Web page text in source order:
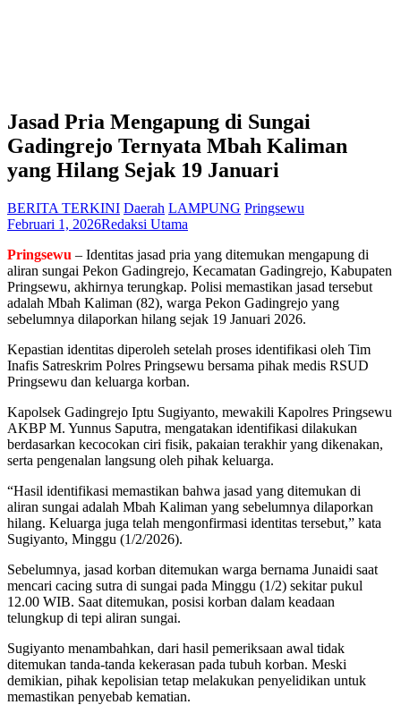
Jasad Pria Mengapung di Sungai
Gadingrejo Ternyata Mbah Kaliman
yang Hilang Sejak 19 Januari
BERITA TERKINI Daerah LAMPUNG Pringsewu
Februari 1, 2026Redaksi Utama
Pringsewu – Identitas jasad pria yang ditemukan mengapung di
aliran sungai Pekon Gadingrejo, Kecamatan Gadingrejo, Kabupaten
Pringsewu, akhirnya terungkap. Polisi memastikan jasad tersebut
adalah Mbah Kaliman (82), warga Pekon Gadingrejo yang
sebelumnya dilaporkan hilang sejak 19 Januari 2026.
Kepastian identitas diperoleh setelah proses identifikasi oleh Tim
Inafis Satreskrim Polres Pringsewu bersama pihak medis RSUD
Pringsewu dan keluarga korban.
Kapolsek Gadingrejo Iptu Sugiyanto, mewakili Kapolres Pringsewu
AKBP M. Yunnus Saputra, mengatakan identifikasi dilakukan
berdasarkan kecocokan ciri fisik, pakaian terakhir yang dikenakan,
serta pengenalan langsung oleh pihak keluarga.
“Hasil identifikasi memastikan bahwa jasad yang ditemukan di
aliran sungai adalah Mbah Kaliman yang sebelumnya dilaporkan
hilang. Keluarga juga telah mengonfirmasi identitas tersebut,” kata
Sugiyanto, Minggu (1/2/2026).
Sebelumnya, jasad korban ditemukan warga bernama Junaidi saat
mencari cacing sutra di sungai pada Minggu (1/2) sekitar pukul
12.00 WIB. Saat ditemukan, posisi korban dalam keadaan
telungkup di tepi aliran sungai.
Sugiyanto menambahkan, dari hasil pemeriksaan awal tidak
ditemukan tanda-tanda kekerasan pada tubuh korban. Meski
demikian, pihak kepolisian tetap melakukan penyelidikan untuk
memastikan penyebab kematian.